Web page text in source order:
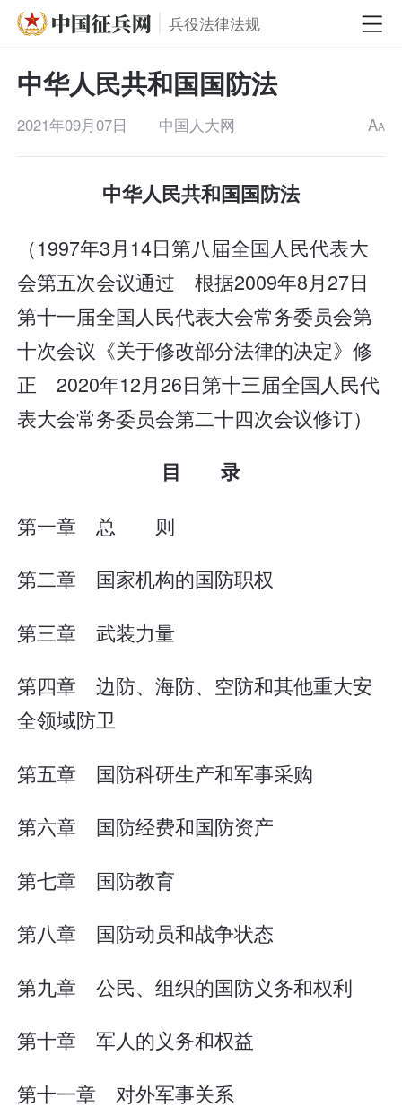
兵役法律法规
中华人民共和国国防法
2021年09月07日 中国人大网 AA
中华人民共和国国防法
（1997年3月14日第八届全国人民代表大
会第五次会议通过 根据2009年8月27日
第十一届全国人民代表大会常务委员会第
十次会议《关于修改部分法律的决定》修
正 2020年12月26日第十三届全国人民代
表大会常务委员会第二十四次会议修订）
目 录
第一章 总 则
第二章 国家机构的国防职权
第三章 武装力量
第四章 边防、海防、空防和其他重大安
全领域防卫
第五章 国防科研生产和军事采购
第六章 国防经费和国防资产
第七章 国防教育
第八章 国防动员和战争状态
第九章 公民、组织的国防义务和权利
第十章 军人的义务和权益
第十一章 对外军事关系